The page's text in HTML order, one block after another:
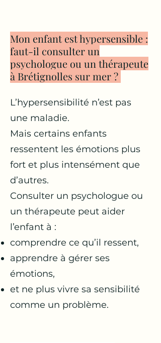
Mon enfant est hypersensible :
faut-il consulter un
psychologue ou un thérapeute
à Brétignolles sur mer ?
L’hypersensibilité n’est pas
une maladie.
Mais certains enfants
ressentent les émotions plus
fort et plus intensément que
d’autres.
Consulter un psychologue ou
un thérapeute peut aider
l’enfant à :
comprendre ce qu’il ressent,
apprendre à gérer ses
émotions,
et ne plus vivre sa sensibilité
comme un problème.